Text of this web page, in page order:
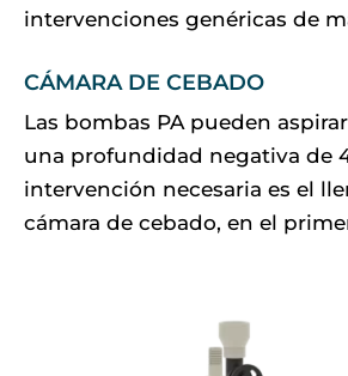
intervenciones genéricas de
CÁMARA DE CEBADO
Las bombas PA pueden
una profundidad negativa de
intervención necesaria es el
cámara de cebado, en el